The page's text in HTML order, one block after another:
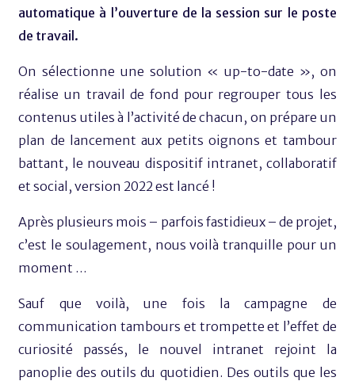
automatique à l’ouverture de la session sur le poste
de travail.
On sélectionne une solution « up-to-date », on
réalise un travail de fond pour regrouper tous les
contenus utiles à l’activité de chacun, on prépare un
plan de lancement aux petits oignons et tambour
battant, le nouveau dispositif intranet, collaboratif
et social, version 2022 est lancé !
Après plusieurs mois – parfois fastidieux – de projet,
c’est le soulagement, nous voilà tranquille pour un
moment …
Sauf que voilà, une fois la campagne de
communication tambours et trompette et l’effet de
curiosité passés, le nouvel intranet rejoint la
panoplie des outils du quotidien. Des outils que les